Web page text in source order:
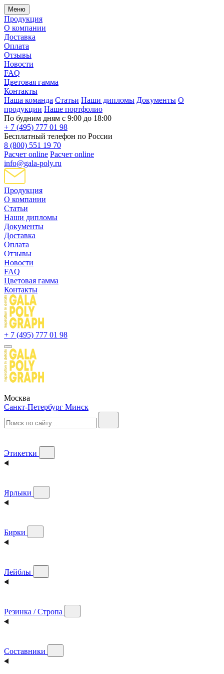
Меню
Продукция
О компании
Доставка
Оплата
Отзывы
Новости
FAQ
Цветовая гамма
Контакты
Наша команда Статьи Наши дипломы Документы О
продукции Наше портфолио
По будним дням с 9:00 до 18:00
+ 7 (495) 777 01 98
Бесплатный телефон по России
8 (800) 551 19 70
Расчет online Расчет online
info@gala-poly.ru
Продукция
О компании
Статьи
Наши дипломы
Документы
Доставка
Оплата
Отзывы
Новости
FAQ
Цветовая гамма
Контакты
+ 7 (495) 777 01 98
Москва
Санкт-Петербург Минск
Этикетки
Ярлыки
Бирки
Лейблы
Резинка / Стропа
Составники